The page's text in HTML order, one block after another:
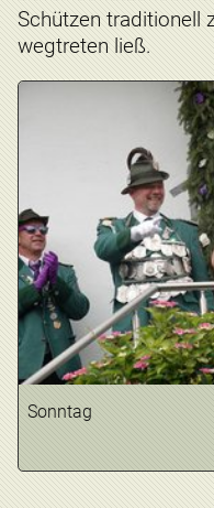
Schützen traditionell
wegtreten ließ.
Sonntag